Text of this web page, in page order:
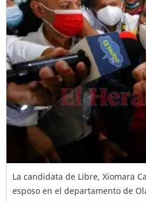
La candidata de Libre, Xiomara
esposo en el departamento de